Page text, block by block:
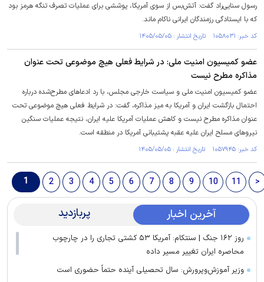
رسول سنایی‌راد گفت: آتش‌بس از سوی آمریکا، پوششی برای عملیات تصرف تنگه هرمز بود
که با ایستادگی رزمندگان ایرانی ناکام ماند.
کد خبر: ۱۰۵۸۰۳۱ تاریخ انتشار : ۱۴۰۵/۰۵/۰۵
عضو کمیسیون امنیت ملی: در شرایط فعلی هیچ موضوعی تحت عنوان
مذاکره مطرح نیست
عضو کمیسیون امنیت ملی و سیاست خارجی مجلس، با رد ادعاهای مطرح‌شده درباره
احتمال بازگشت ایران و آمریکا به میز مذاکره، گفت: در شرایط فعلی هیچ موضوعی تحت
عنوان مذاکره مطرح نیست و کاهش عملیات آمریکا علیه ایران، نتیجه عملیات سنگین
نیروهای مسلح ایران علیه عقبه پشتیبانی آمریکا در منطقه است.
کد خبر: ۱۰۵۷۹۴۵ تاریخ انتشار : ۱۴۰۵/۰۵/۰۵
1 2 3 4 5 6 7 8 9 10 11 >
آخرین اخبار پربازدید
روز ۱۶۲ جنگ | سنتکام: آمریکا ۵۳ کشتی تجاری را در چارچوب
محاصره ایران تغییر مسیر داده
وزیر آموزش‌وپرورش: سال تحصیلی آینده حتماً حضوری است